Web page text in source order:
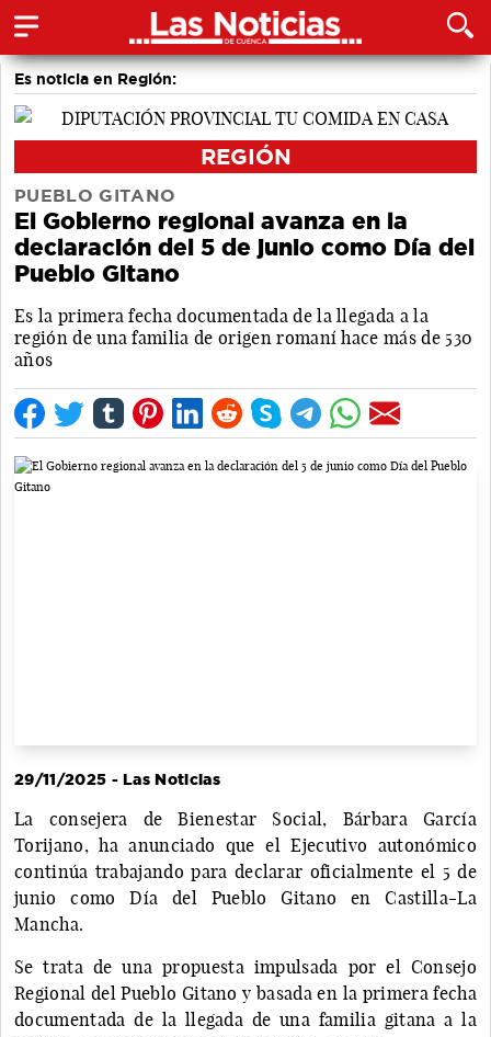
Es noticia en Región:
REGIÓN
PUEBLO GITANO
El Gobierno regional avanza en la
declaración del 5 de junio como Día del
Pueblo Gitano
Es la primera fecha documentada de la llegada a la
región de una familia de origen romaní hace más de 530
años
29/11/2025 - Las Noticias
La consejera de Bienestar Social, Bárbara García
Torijano, ha anunciado que el Ejecutivo autonómico
continúa trabajando para declarar oficialmente el 5 de
junio como Día del Pueblo Gitano en Castilla-La
Mancha.
Se trata de una propuesta impulsada por el Consejo
Regional del Pueblo Gitano y basada en la primera fecha
documentada de la llegada de una familia gitana a la